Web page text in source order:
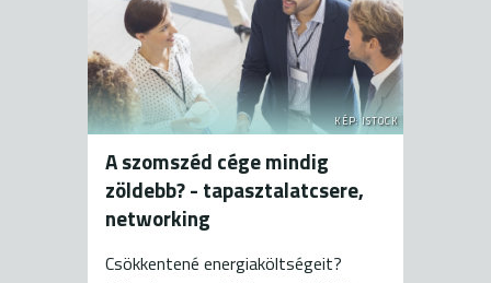
KÉP: ISTOCK
A szomszéd cége mindig
zöldebb? - tapasztalatcsere,
networking
Csökkentené energiaköltségeit?